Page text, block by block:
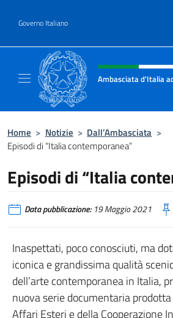
Governo Italiano
Intestazione sito,
Ambasciata d'Italia
Home > Notizie > Dall’Ambasciata >
Episodi di “Italia contemporanea”
Episodi di “Italia
Data pubblicazione:19 Maggio 2021
Inaspettati, poco conosciuti, ma
iconica e grandissima qualità
dell’arte contemporanea in Italia,
nuova serie documentaria
Affari Esteri e della Cooperazione